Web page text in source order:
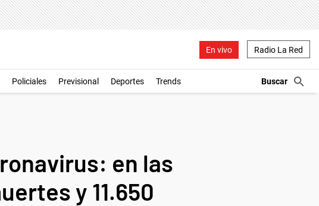
En vivo Radio La Red
Policiales Previsional Deportes Trends
en las
y 11.650